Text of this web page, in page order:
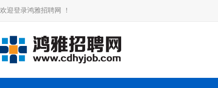
欢迎登录鸿雅招聘网 ！